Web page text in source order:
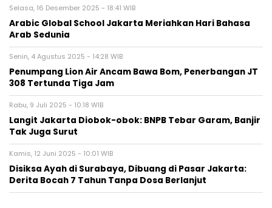
Selasa, 16 Desember 2025 - 18:41 WIB
Arabic Global School Jakarta Meriahkan Hari Bahasa
Arab Sedunia
Senin, 4 Agustus 2025 - 14:28 WIB
Penumpang Lion Air Ancam Bawa Bom, Penerbangan JT
308 Tertunda Tiga Jam
Rabu, 9 Juli 2025 - 10:18 WIB
Langit Jakarta Diobok-obok: BNPB Tebar Garam, Banjir
Tak Juga Surut
Kamis, 12 Juni 2025 - 10:01 WIB
Disiksa Ayah di Surabaya, Dibuang di Pasar Jakarta:
Derita Bocah 7 Tahun Tanpa Dosa Berlanjut